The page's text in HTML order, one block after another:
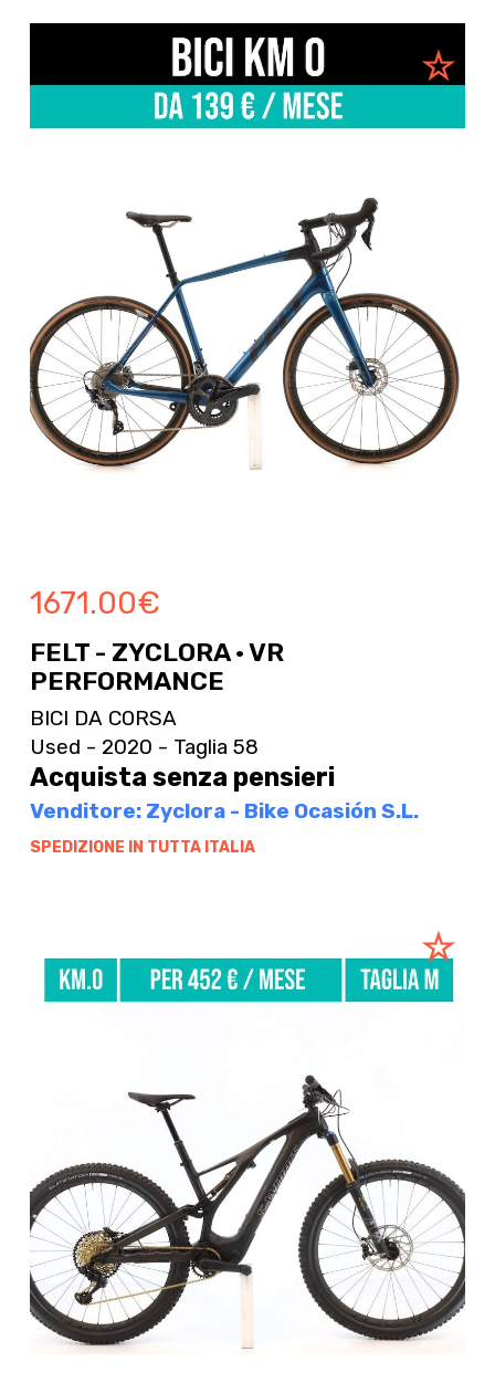
1671.00€
FELT - ZYCLORA · VR
PERFORMANCE
BICI DA CORSA
Used - 2020 - Taglia 58
Acquista senza pensieri
Venditore: Zyclora - Bike Ocasión S.L.
SPEDIZIONE IN TUTTA ITALIA